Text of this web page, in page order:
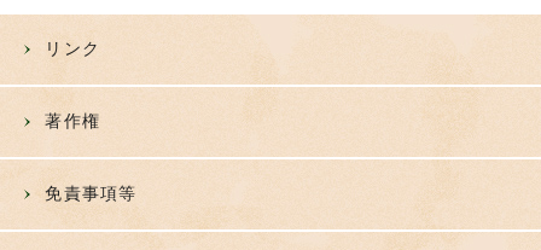
リンク
著作権
免責事項等